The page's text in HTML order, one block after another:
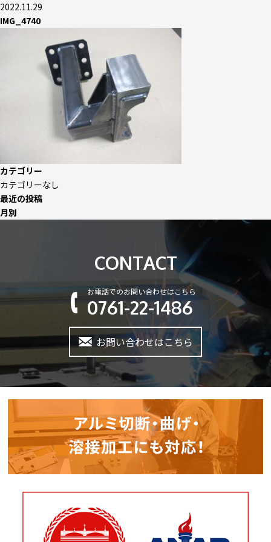
2022.11.29
IMG_4740
カテゴリー
カテゴリーなし
最近の投稿
月別
CONTACT
お電話でのお問い合わせはこちら
0761-22-1486
お問い合わせはこちら